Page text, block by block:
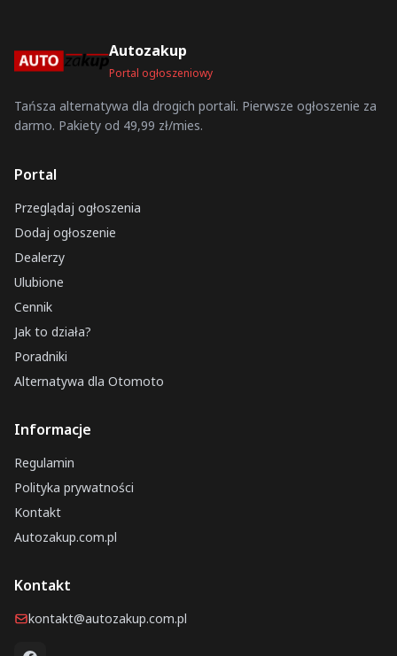
Autozakup
Portal ogłoszeniowy
Tańsza alternatywa dla drogich portali. Pierwsze ogłoszenie za
darmo. Pakiety od 49,99 zł/mies.
Portal
Przeglądaj ogłoszenia
Dodaj ogłoszenie
Dealerzy
Ulubione
Cennik
Jak to działa?
Poradniki
Alternatywa dla Otomoto
Informacje
Regulamin
Polityka prywatności
Kontakt
Autozakup.com.pl
Kontakt
kontakt@autozakup.com.pl